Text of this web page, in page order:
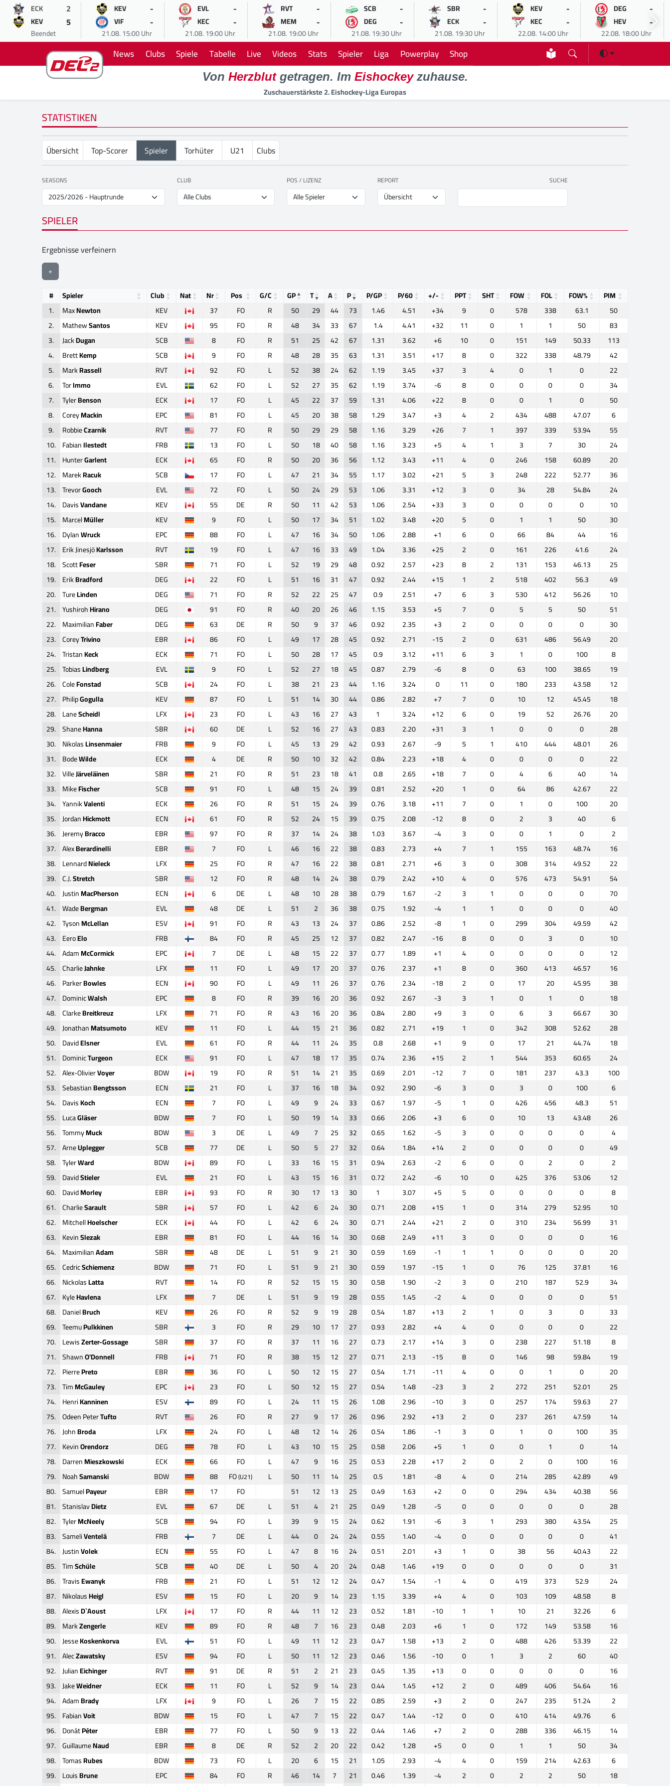
ECK 2
KEV 5
Beendet
KEV -
VIF -
21.08. 15:00 Uhr
EVL -
KEC -
21.08. 19:00 Uhr
RVT -
MEM -
21.08. 19:00 Uhr
SCB -
DEG -
21.08. 19:30 Uhr
SBR -
ECK -
21.08. 19:30 Uhr
KEV -
KEC -
22.08. 14:00 Uhr
DEG -
HEV -
22.08. 18:00 Uhr
News Clubs Spiele Tabelle Live Videos Stats Spieler Liga Powerplay Shop
Von Herzblutgetragen. Im Eishockeyzuhause.
Zuschauerstärkste 2. Eishockey-Liga Europas
STATISTIKEN
Übersicht Top-Scorer Spieler Torhüter U21 Clubs
SEASONS CLUB POS / LIZENZ REPORT SUCHE
SPIELER
Ergebnisse verfeinern
+
#
Spieler Club Nat Nr Pos G/C GP T A P P/GP P/60 +/- PPT SHT FOW FOL FOW%
PIM
1.
MaxNewton KEV 37 FO R 50 29 44 73 1.46 4.51 +34 9 0 578 338 63.1
50
2.
MathewSantos KEV 95 FO R 48 34 33 67 1.4 4.41 +32 11 0 1 1 50
83
3.
JackDugan SCB 8 FO R 51 25 42 67 1.31 3.62 +6 10 0 151 149 50.33
113
4.
BrettKemp SCB 9 FO R 48 28 35 63 1.31 3.51 +17 8 0 322 338 48.79
42
5.
MarkRassell RVT 92 FO L 52 38 24 62 1.19 3.45 +37 3 4 0 1 0
22
6.
TorImmo EVL 62 FO L 52 27 35 62 1.19 3.74 -6 8 0 0 0 0
34
7.
TylerBenson ECK 17 FO L 45 22 37 59 1.31 4.06 +22 8 0 0 1 0
50
8.
CoreyMackin EPC 81 FO L 45 20 38 58 1.29 3.47 +3 4 2 434 488 47.07
6
9.
RobbieCzarnik RVT 77 FO R 50 29 29 58 1.16 3.29 +26 7 1 397 339 53.94
55
10. FabianIlestedt FRB 13 FO L 50 18 40 58 1.16 3.23 +5 4 1 3 7 30
24
11. HunterGarlent ECK 65 FO R 50 20 36 56 1.12 3.43 +11 4 0 246 158 60.89
20
12. MarekRacuk SCB 17 FO L 47 21 34 55 1.17 3.02 +21 5 3 248 222 52.77
36
13. TrevorGooch EVL 72 FO L 50 24 29 53 1.06 3.31 +12 3 0 34 28 54.84
24
14. DavisVandane KEV 55 DE R 50 11 42 53 1.06 2.54 +33 3 0 0 0 0
10
15. MarcelMüller KEV 9 FO L 50 17 34 51 1.02 3.48 +20 5 0 1 1 50
30
16. DylanWruck EPC 88 FO L 47 16 34 50 1.06 2.88 +1 6 0 66 84 44
16
17. Erik JinesjöKarlsson RVT 19 FO L 47 16 33 49 1.04 3.36 +25 2 0 161 226 41.6
24
18. ScottFeser SBR 71 FO L 52 19 29 48 0.92 2.57 +23 8 2 131 153 46.13
25
19. ErikBradford DEG 22 FO L 51 16 31 47 0.92 2.44 +15 1 2 518 402 56.3
49
20. TureLinden DEG 71 FO R 52 22 25 47 0.9 2.51 +7 6 3 530 412 56.26
10
21. YushirohHirano DEG 91 FO R 40 20 26 46 1.15 3.53 +5 7 0 5 5 50
51
22. MaximilianFaber DEG 63 DE R 50 9 37 46 0.92 2.35 +3 2 0 0 0 0
30
23. CoreyTrivino EBR 86 FO L 49 17 28 45 0.92 2.71 -15 2 0 631 486 56.49
20
24. TristanKeck ECK 71 FO L 50 28 17 45 0.9 3.12 +11 6 3 1 0 100
8
25. TobiasLindberg EVL 9 FO L 52 27 18 45 0.87 2.79 -6 8 0 63 100 38.65
19
26. ColeFonstad SCB 24 FO L 38 21 23 44 1.16 3.24 0 11 0 180 233 43.58
12
27. PhilipGogulla KEV 87 FO L 51 14 30 44 0.86 2.82 +7 7 0 10 12 45.45
18
28. LaneScheidl LFX 23 FO L 43 16 27 43 1 3.24 +12 6 0 19 52 26.76
20
29. ShaneHanna SBR 60 DE L 52 16 27 43 0.83 2.20 +31 3 1 0 0 0
28
30. NikolasLinsenmaier FRB 9 FO L 45 13 29 42 0.93 2.67 -9 5 1 410 444 48.01
26
31. BodeWilde ECK 4 DE R 50 10 32 42 0.84 2.23 +18 4 0 0 0 0
22
32. VilleJärveläinen SBR 21 FO R 51 23 18 41 0.8 2.65 +18 7 0 4 6 40
14
33. MikeFischer SCB 91 FO L 48 15 24 39 0.81 2.52 +20 1 0 64 86 42.67
22
34. YannikValenti ECK 26 FO R 51 15 24 39 0.76 3.18 +11 7 0 1 0 100
20
35. JordanHickmott ECN 61 FO R 52 24 15 39 0.75 2.08 -12 8 0 2 3 40
6
36. JeremyBracco EBR 97 FO R 37 14 24 38 1.03 3.67 -4 3 0 0 1 0
2
37. AlexBerardinelli EBR 7 FO L 46 16 22 38 0.83 2.73 +4 7 1 155 163 48.74
16
38. LennardNieleck LFX 25 FO R 47 16 22 38 0.81 2.71 +6 3 0 308 314 49.52
22
39. C.J.Stretch SBR 12 FO R 48 14 24 38 0.79 2.42 +10 4 0 576 473 54.91
54
40. JustinMacPherson ECN 6 DE L 48 10 28 38 0.79 1.67 -2 3 1 0 0 0
70
41. WadeBergman EVL 48 DE L 51 2 36 38 0.75 1.92 -4 1 1 0 0 0
40
42. TysonMcLellan ESV 91 FO R 43 13 24 37 0.86 2.52 -8 1 0 299 304 49.59
42
43. EeroElo FRB 84 FO R 45 25 12 37 0.82 2.47 -16 8 0 0 3 0
10
44. AdamMcCormick EPC 7 DE L 48 15 22 37 0.77 1.89 +1 4 0 0 0 0
12
45. CharlieJahnke LFX 11 FO L 49 17 20 37 0.76 2.37 +1 8 0 360 413 46.57
16
46. ParkerBowles ECN 90 FO L 49 11 26 37 0.76 2.34 -18 2 0 17 20 45.95
38
47. DominicWalsh EPC 8 FO R 39 16 20 36 0.92 2.67 -3 3 1 0 1 0
18
48. ClarkeBreitkreuz LFX 71 FO R 43 16 20 36 0.84 2.80 +9 3 0 6 3 66.67
30
49. JonathanMatsumoto KEV 11 FO L 44 15 21 36 0.82 2.71 +19 1 0 342 308 52.62
28
50. DavidElsner EVL 61 FO R 44 11 24 35 0.8 2.68 +1 9 0 17 21 44.74
18
51. DominicTurgeon ECK 91 FO L 47 18 17 35 0.74 2.36 +15 2 1 544 353 60.65
24
52. Alex-OlivierVoyer BDW 19 FO R 51 14 21 35 0.69 2.01 -12 7 0 181 237 43.3
100
53. SebastianBengtsson ECN 21 FO L 37 16 18 34 0.92 2.90 -6 3 0 3 0 100
6
54. DavisKoch ECN 7 FO L 49 9 24 33 0.67 1.97 -5 1 0 426 456 48.3
51
55. LucaGläser BDW 7 FO L 50 19 14 33 0.66 2.06 +3 6 0 10 13 43.48
26
56. TommyMuck BDW 3 DE L 49 7 25 32 0.65 1.62 -5 3 0 0 0 0
4
57. ArneUplegger SCB 77 DE L 50 5 27 32 0.64 1.84 +14 2 0 0 0 0
49
58. TylerWard BDW 89 FO L 33 16 15 31 0.94 2.63 -2 6 0 0 2 0
2
59. DavidStieler EVL 21 FO L 43 15 16 31 0.72 2.42 -6 10 0 425 376 53.06
12
60. DavidMorley EBR 93 FO R 30 17 13 30 1 3.07 +5 5 0 0 0 0
8
61. CharlieSarault SBR 57 FO L 42 6 24 30 0.71 2.08 +15 1 0 314 279 52.95
10
62. MitchellHoelscher ECK 44 FO L 42 6 24 30 0.71 2.44 +21 2 0 310 234 56.99
31
63. KevinSlezak EBR 81 FO L 44 16 14 30 0.68 2.49 +11 3 0 0 0 0
16
64. MaximilianAdam SBR 48 DE L 51 9 21 30 0.59 1.69 -1 1 1 0 0 0
20
65. CedricSchiemenz BDW 71 FO L 51 9 21 30 0.59 1.97 -15 1 0 76 125 37.81
16
66. NickolasLatta RVT 14 FO R 52 15 15 30 0.58 1.90 -2 3 0 210 187 52.9
34
67. KyleHavlena LFX 7 DE L 51 9 19 28 0.55 1.45 -2 4 0 0 0 0
51
68. DanielBruch KEV 26 FO R 52 9 19 28 0.54 1.87 +13 2 1 0 3 0
33
69. TeemuPulkkinen SBR 3 FO R 29 10 17 27 0.93 2.82 +4 4 0 0 0 0
22
70. LewisZerter-Gossage SBR 37 FO R 37 11 16 27 0.73 2.17 +14 3 0 238 227 51.18
8
71. ShawnO'Donnell FRB 71 FO R 38 15 12 27 0.71 2.13 -15 8 0 146 98 59.84
19
72. PierrePreto EBR 36 FO L 50 12 15 27 0.54 1.71 -11 4 0 0 1 0
20
73. TimMcGauley EPC 23 FO L 50 12 15 27 0.54 1.48 -23 3 2 272 251 52.01
25
74. HenriKanninen ESV 89 FO L 24 11 15 26 1.08 2.96 -10 3 0 257 174 59.63
27
75. Odeen PeterTufto RVT 26 FO R 27 9 17 26 0.96 2.92 +13 2 0 237 261 47.59
14
76. JohnBroda LFX 24 FO L 48 12 14 26 0.54 1.86 -1 3 0 1 0 100
35
77. KevinOrendorz DEG 78 FO L 43 10 15 25 0.58 2.06 +5 1 0 0 1 0
14
78. DarrenMieszkowski ECK 66 FO L 47 9 16 25 0.53 2.28 +17 2 0 2 0 100
16
79. NoahSamanski BDW 88 FO(U21) L 50 11 14 25 0.5 1.81 -8 4 0 214 285 42.89
49
80. SamuelPayeur EBR 17 FO 51 12 13 25 0.49 1.63 +2 0 0 294 434 40.38
56
81. StanislavDietz EVL 67 DE L 51 4 21 25 0.49 1.28 -5 0 0 0 0 0
28
82. TylerMcNeely SCB 94 FO L 39 9 15 24 0.62 1.91 -6 3 1 293 380 43.54
25
83. SameliVentelä FRB 7 DE L 44 0 24 24 0.55 1.40 -4 0 0 0 0 0
41
84. JustinVolek ECN 55 FO L 47 8 16 24 0.51 2.01 +3 1 0 38 56 40.43
22
85. TimSchüle SCB 40 DE L 50 4 20 24 0.48 1.46 +19 0 0 0 0 0
31
86. TravisEwanyk FRB 21 FO L 51 12 12 24 0.47 1.54 -1 4 0 419 373 52.9
24
87. NikolausHeigl ESV 15 FO L 20 9 14 23 1.15 3.39 +4 4 0 103 109 48.58
8
88. AlexisD`Aoust LFX 17 FO R 44 11 12 23 0.52 1.81 -10 1 1 10 21 32.26
6
89. MarkZengerle KEV 89 FO R 48 7 16 23 0.48 2.03 +6 1 0 172 149 53.58
16
90. JesseKoskenkorva EVL 51 FO L 49 11 12 23 0.47 1.58 +13 2 0 488 426 53.39
22
91. AlecZawatsky ESV 94 FO L 50 11 12 23 0.46 1.56 -10 0 1 3 2 60
40
92. JulianEichinger RVT 91 DE R 51 2 21 23 0.45 1.35 +13 0 0 0 0 0
16
93. JakeWeidner ECK 11 FO L 52 9 14 23 0.44 1.45 +12 2 0 489 406 54.64
16
94. AdamBrady LFX 9 FO L 26 7 15 22 0.85 2.59 +3 2 0 247 235 51.24
2
95. FabianVoit BDW 15 FO L 47 7 15 22 0.47 1.44 -12 0 0 410 414 49.76
6
96. DonátPéter EBR 77 FO L 50 9 13 22 0.44 1.46 +7 2 0 288 336 46.15
14
97. GuillaumeNaud EBR 8 DE R 52 2 20 22 0.42 1.28 +5 0 0 1 1 50
34
98. TomasRubes BDW 73 FO L 20 6 15 21 1.05 2.93 -4 4 0 159 214 42.63
6
99. LouisBrune EPC 84 FO R 46 14 7 21 0.46 1.39 -4 2 0 2 2 50
18